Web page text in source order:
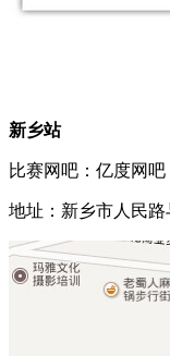
新乡站
比赛网吧：亿度网吧
地址：新乡市人民